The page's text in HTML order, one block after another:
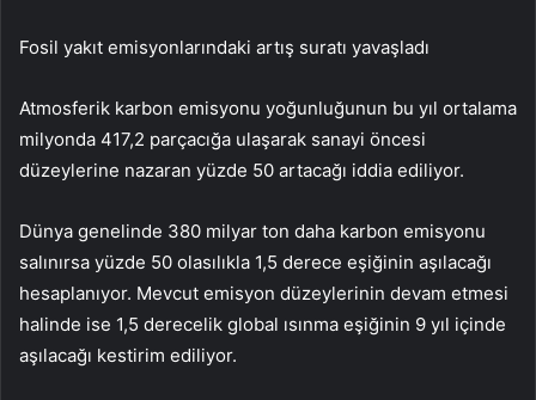
Fosil yakıt emisyonlarındaki artış suratı yavaşladı
Atmosferik karbon emisyonu yoğunluğunun bu yıl ortalama
milyonda 417,2 parçacığa ulaşarak sanayi öncesi
düzeylerine nazaran yüzde 50 artacağı iddia ediliyor.
Dünya genelinde 380 milyar ton daha karbon emisyonu
salınırsa yüzde 50 olasılıkla 1,5 derece eşiğinin aşılacağı
hesaplanıyor. Mevcut emisyon düzeylerinin devam etmesi
halinde ise 1,5 derecelik global ısınma eşiğinin 9 yıl içinde
aşılacağı kestirim ediliyor.